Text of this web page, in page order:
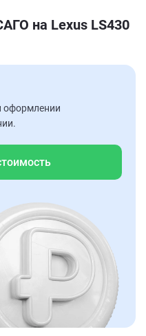
на Lexus LS430
оформлении